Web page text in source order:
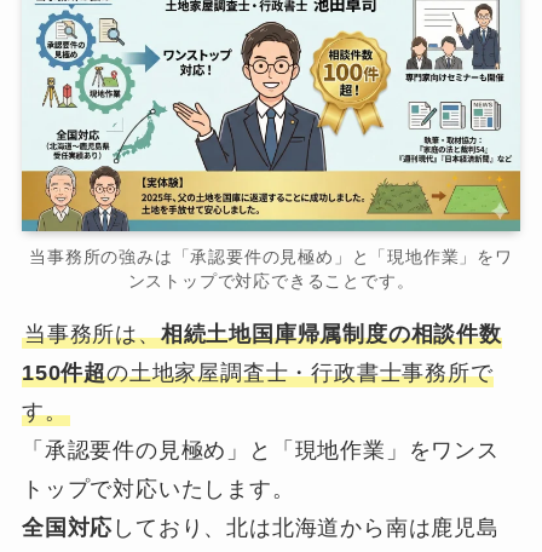
当事務所の強みは「承認要件の見極め」と「現地作業」をワ
ンストップで対応できることです。
当事務所は、相続土地国庫帰属制度の相談件数
150件超の土地家屋調査士・行政書士事務所で
す。
「承認要件の見極め」と「現地作業」をワンス
トップで対応いたします。
全国対応 しており、北は北海道から南は鹿児島